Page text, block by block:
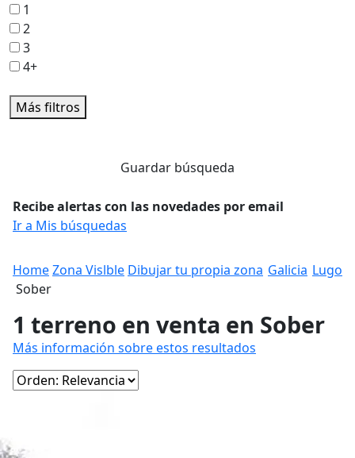
1
2
3
4+
Más filtros
Guardar búsqueda
Recibe alertas con las novedades por email
Ir a Mis búsquedas
HomeZona Vislble Dibujar tu propia zona Galicia Lugo
Sober
1 terreno en venta en Sober
Más información sobre estos resultados